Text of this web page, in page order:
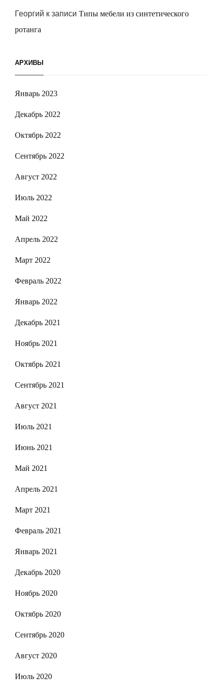
Георгий к записи Типы мебели из синтетического
ротанга
АРХИВЫ
Январь 2023
Декабрь 2022
Октябрь 2022
Сентябрь 2022
Август 2022
Июль 2022
Май 2022
Апрель 2022
Март 2022
Февраль 2022
Январь 2022
Декабрь 2021
Ноябрь 2021
Октябрь 2021
Сентябрь 2021
Август 2021
Июль 2021
Июнь 2021
Май 2021
Апрель 2021
Март 2021
Февраль 2021
Январь 2021
Декабрь 2020
Ноябрь 2020
Октябрь 2020
Сентябрь 2020
Август 2020
Июль 2020